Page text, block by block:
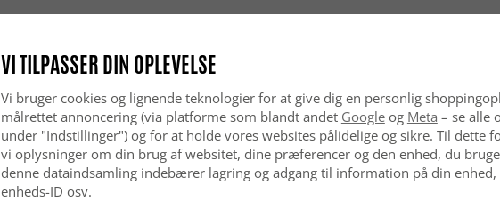
VI TILPASSER DIN OPLEVELSE
Vi bruger cookies og lignende teknologier for at give dig en personlig
målrettet annoncering (via platforme som blandt andet Googleog Meta – se alle
under "Indstillinger") og for at holde vores websites pålidelige og sikre. Til dette
vi oplysninger om din brug af websitet, dine præferencer og den enhed, du
denne dataindsamling indebærer lagring og adgang til information på din enhed,
enheds-ID osv.